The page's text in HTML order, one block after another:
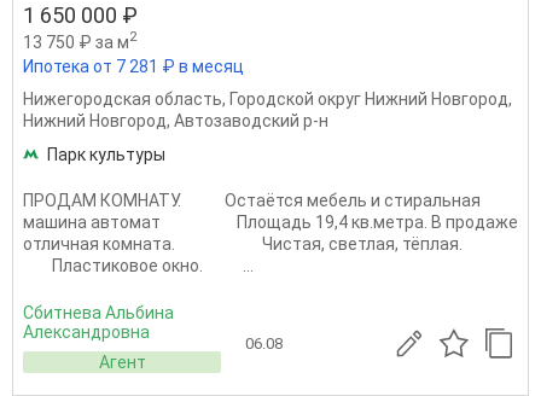
1 650 000 ₽
13 750 ₽ за м2
Ипотека от 7 281 ₽ в месяц
Нижегородская область, Городской округ Нижний Новгород,
Нижний Новгород, Автозаводский р-н
Парк культуры
ПРОДАМ КОМНАТУ. Остаётся мебель и стиральная
машина автомат Площадь 19,4 кв.метра. В продаже
отличная комната. Чистая, светлая, тёплая.
Пластиковое окно. ...
Сбитнева Альбина
Александровна
Агент
06.08